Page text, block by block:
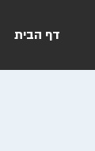
דף הבית